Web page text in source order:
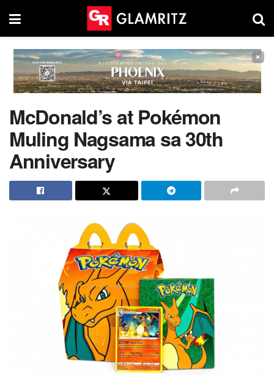
×
McDonald’s at Pokémon
Muling Nagsama sa 30th
Anniversary